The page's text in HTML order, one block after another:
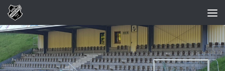
Zum Inhalt springen